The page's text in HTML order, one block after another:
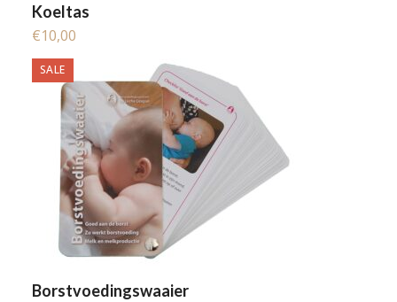
Koeltas
€10,00
SALE
Borstvoedingswaaier